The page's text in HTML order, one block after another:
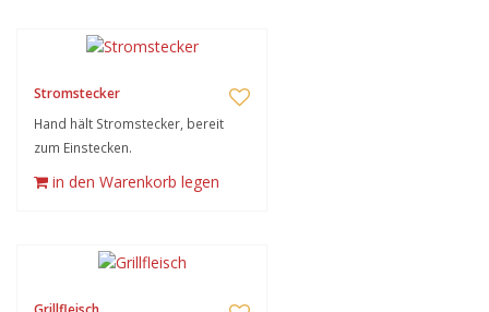
Stromstecker
Hand hält Stromstecker, bereit
zum Einstecken.
in den Warenkorb legen